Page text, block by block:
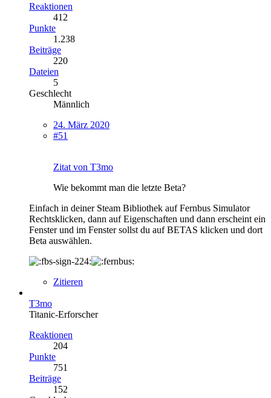
Reaktionen
412
Punkte
1.238
Beiträge
220
Dateien
5
Geschlecht
Männlich
24. März 2020
#51
Zitat von T3mo
Wie bekommt man die letzte Beta?
Einfach in deiner Steam Bibliothek auf Fernbus Simulator
Rechtsklicken, dann auf Eigenschaften und dann erscheint ein
Fenster und im Fenster sollst du auf BETAS klicken und dort
Beta auswählen.
Zitieren
T3mo
Titanic-Erforscher
Reaktionen
204
Punkte
751
Beiträge
152